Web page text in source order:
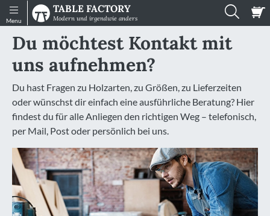
Menu
TABLE FACTORY
Modern und irgendwie anders
Shop Infos
Tische
Sitzmöbel
Muster
Gartenmöbel
Konfigurator
Einzelne
Platten
Du möchtest Kontakt mit
uns aufnehmen?
Du hast Fragen zu Holzarten, zu Größen, zu Lieferzeiten
oder wünschst dir einfach eine ausführliche Beratung? Hier
findest du für alle Anliegen den richtigen Weg – telefonisch,
per Mail, Post oder persönlich bei uns.